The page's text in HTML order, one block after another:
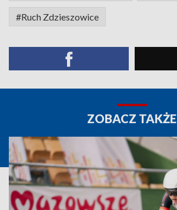
#Ruch Zdzieszowice
ZOBACZ TAKŻE